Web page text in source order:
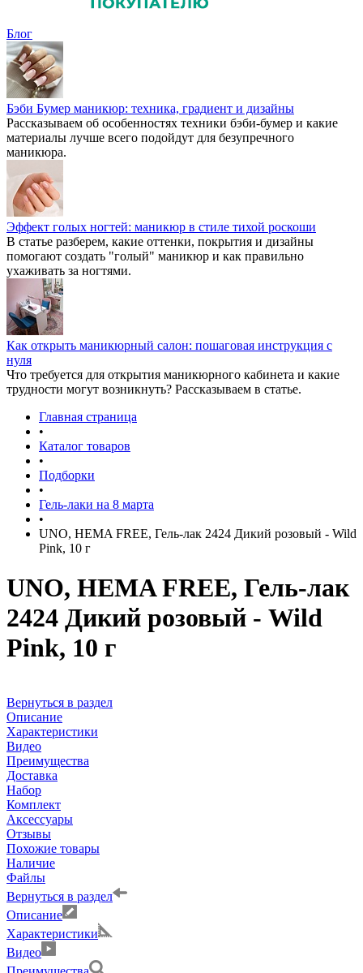
Блог
Бэби Бумер маникюр: техника, градиент и дизайны
Рассказываем об особенностях техники бэби-бумер и какие
материалы лучше всего подойдут для безупречного
маникюра.
Эффект голых ногтей: маникюр в стиле тихой роскоши
В статье разберем, какие оттенки, покрытия и дизайны
помогают создать "голый" маникюр и как правильно
ухаживать за ногтями.
Как открыть маникюрный салон: пошаговая инструкция с
нуля
Что требуется для открытия маникюрного кабинета и какие
трудности могут возникнуть? Рассказываем в статье.
Главная страница
•
Каталог товаров
•
Подборки
•
Гель-лаки на 8 марта
•
UNO, HEMA FREE, Гель-лак 2424 Дикий розовый - Wild
Pink, 10 г
UNO, HEMA FREE, Гель-лак
2424 Дикий розовый - Wild
Pink, 10 г
Вернуться в раздел
Описание
Характеристики
Видео
Преимущества
Доставка
Набор
Комплект
Аксессуары
Отзывы
Похожие товары
Наличие
Файлы
Вернуться в раздел
Описание
Характеристики
Видео